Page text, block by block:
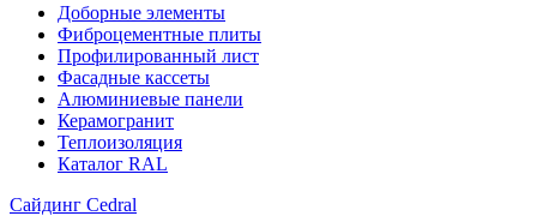
Доборные элементы
Фиброцементные плиты
Профилированный лист
Фасадные кассеты
Алюминиевые панели
Керамогранит
Теплоизоляция
Каталог RAL
Сайдинг Cedral